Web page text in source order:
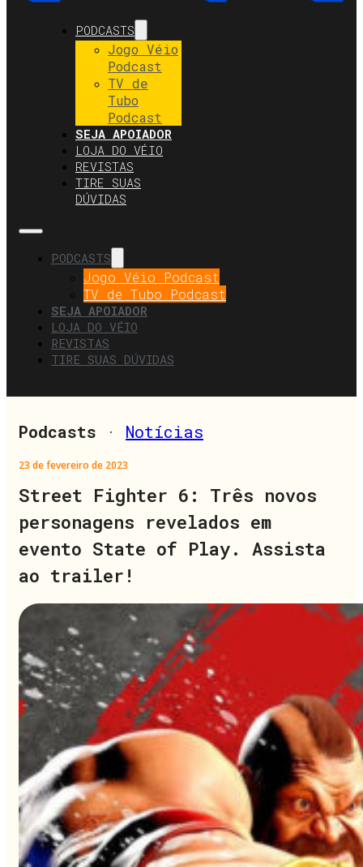
PODCASTS
Jogo Véio
Podcast
TV de
Tubo
Podcast
SEJA APOIADOR
LOJA DO VÉIO
REVISTAS
TIRE SUAS
DÚVIDAS
PODCASTS
Jogo Véio Podcast
TV de Tubo Podcast
SEJA APOIADOR
LOJA DO VÉIO
REVISTAS
TIRE SUAS DÚVIDAS
Podcasts · Notícias
23 de fevereiro de 2023
Street Fighter 6: Três novos
personagens revelados em
evento State of Play. Assista
ao trailer!